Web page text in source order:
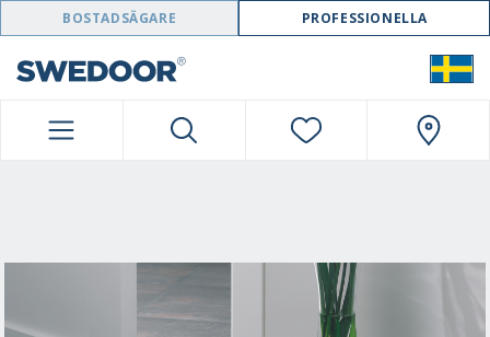
SWEDOOR NAVIGATION
BOSTADSÄGARE PROFESSIONELLA